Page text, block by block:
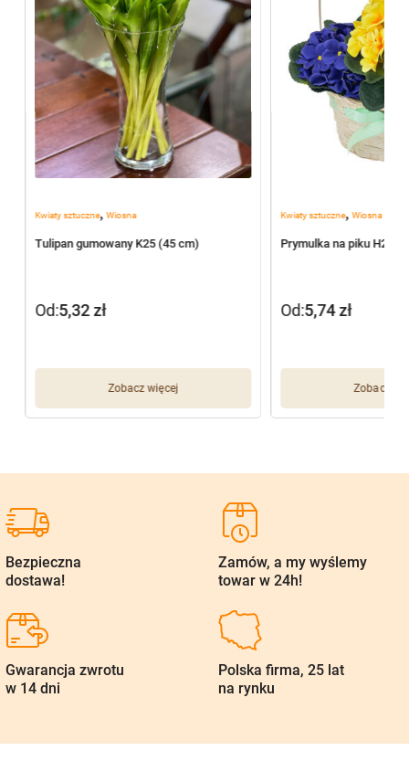
Kwiaty sztuczne, Wiosna
Tulipan gumowany K25 (45 cm)
Zobacz więcej
Od:5,32zł
Kwiaty sztuczne,Wiosna
Prymulka na piku H297
Zobacz
Od:5,74zł
Bezpieczna
dostawa!
Zamów, a my wyślemy
towar w 24h!
Gwarancja zwrotu
w 14 dni
Polska firma, 25 lat
na rynku